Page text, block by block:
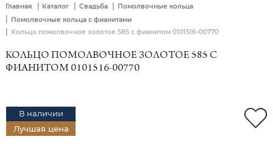
Главная | Каталог | Свадьба | Помолвочные кольца
Помолвочные кольца с фианитами
Кольцо помолвочное золотое 585 с фианитом 0101516-00770
КОЛЬЦО ПОМОЛВОЧНОЕ ЗОЛОТОЕ 585 С
ФИАНИТОМ 0101516-00770
В наличии
Лучшая цена